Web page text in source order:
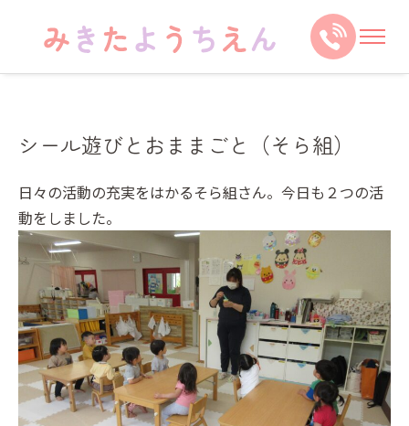
シール遊びとおままごと（そら組）
日々の活動の充実をはかるそら組さん。今日も２つの活
動をしました。